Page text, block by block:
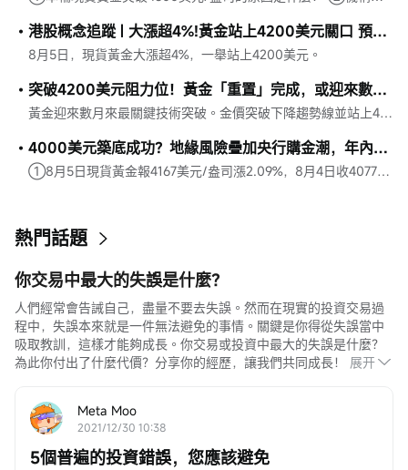
港股概念追蹤 | 大漲超4%!黃金站上4200美元關口 預計年內價格將回到上行通道(附概念股)
8月5日，現貨黃金大漲超4%，一舉站上4200美元。
突破4200美元阻力位！黃金「重置」完成，或迎來數月來最佳上漲窗口
黃金迎來數月來最關鍵技術突破。金價突破下降趨勢線並站上4200美元，技術面、美元走弱、中國央行持續購金及CTA淨空頭等多重利好共振。分析認爲，若站穩關鍵價位，或觸發空頭回補和程序化資金追漲，推動黃金開啓新一輪上漲行情。
4000美元築底成功？地緣風險疊加央行購金潮，年內金價或重回上行通道
①8月5日現貨黃金報4167美元/盎司漲2.09%，8月4日收4077美元/盎司漲0.56%。 ②多隻黃金股漲幅超6%，四川黃金漲停；黃金ETF多數漲超2%；主要金店金價均超1230元/克。 ③2026年二季度全球黃金總需求1269噸同比持平，上半年總需求創歷史新高。
熱門話題
你交易中最大的失誤是什麼？
人們經常會告誡自己，盡量不要去失誤。然而在現實的投資交易過
程中，失誤本來就是一件無法避免的事情。關鍵是你得從失誤當中
吸取教訓，這樣才能夠成長。你交易或投資中最大的失誤是什麼？
為此你付出了什麼代價？分享你的經歷，讓我們共同成長！
展开
Meta Moo
2021/12/30 10:38
5個普遍的投資錯誤，您應該避免